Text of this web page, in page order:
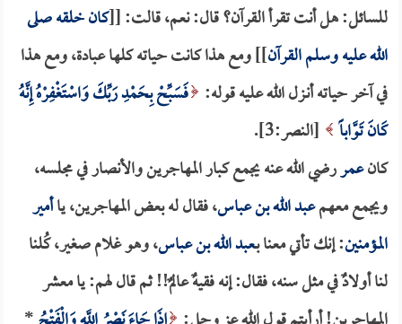
للسائل: هل أنت تقرأ القرآن؟ قال: نعم، قالت: [[كان خلقه صلى
الله عليه وسلم القرآن]] ومع هذا كانت حياته كلها عبادة، ومع هذا
في آخر حياته أنـزل الله عليه قوله: فَسَبِّحْ بِحَمْدِ رَبِّكَ وَاسْتَغْفِرْهُ إِنَّهُ
كَانَ تَوَّاباً [النصر:3].
كانعمررضي الله عنه يجمع كبار المهاجرين والأنصار في مجلسه،
ويجمع معهمعبد الله بن عباس، فقال له بعض المهاجرين، ياأمير
المؤمنين: إنك تأتي معنا بـعبد الله بن عباس، وهو غلام صغير، كُلنا
لنا أولادٌ في مثل سنه، فقال: إنه فقيهٌ عالمٌ!! ثم قال لهم: يا معشر